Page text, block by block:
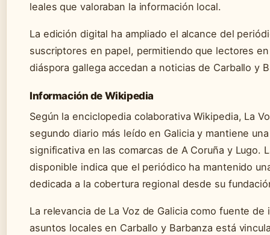
leales que valoraban la información local.
La edición digital ha ampliado el alcance del
suscriptores en papel, permitiendo que lectores
diáspora gallega accedan a noticias de Carballo y
Información de Wikipedia
Según la enciclopedia colaborativa Wikipedia, La
segundo diario más leído en Galicia y mantiene
significativa en las comarcas de A Coruña y Lugo.
disponible indica que el periódico ha mantenido
dedicada a la cobertura regional desde su
La relevancia de La Voz de Galicia como fuente
asuntos locales en Carballo y Barbanza está